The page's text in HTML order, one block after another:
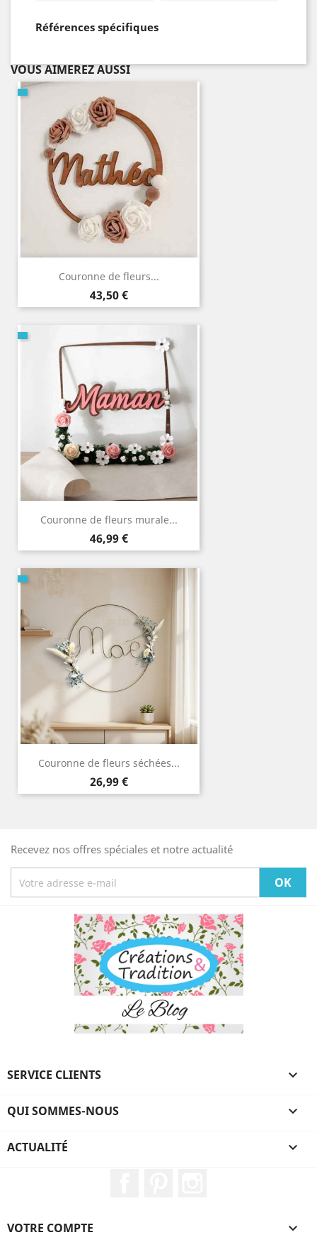
Références spécifiques
VOUS AIMEREZ AUSSI
Couronne de fleurs...
Prix
43,50 €
Couronne de fleurs murale...
Prix
46,99 €
Couronne de fleurs séchées...
Prix
26,99 €
Recevez nos offres spéciales et notre actualité
SERVICE CLIENTS 
QUI SOMMES-NOUS 
ACTUALITÉ 
VOTRE COMPTE 